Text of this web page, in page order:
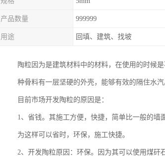
产品数量 999999
用途 回填、建筑、找坡
陶粒因为是建筑材料中的材料，在使用的时候
种骨料有一层坚硬的外壳，能够有效的隔住水
目前市场开发陶粒的原因是：
1、省钱。其施工方便，快捷，简单比一般的
为这样可以省时，环保，施工快捷。
2、开发陶粒原因：环保。因为其可以使用煤